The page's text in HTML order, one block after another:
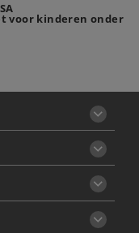
voor kinderen onder